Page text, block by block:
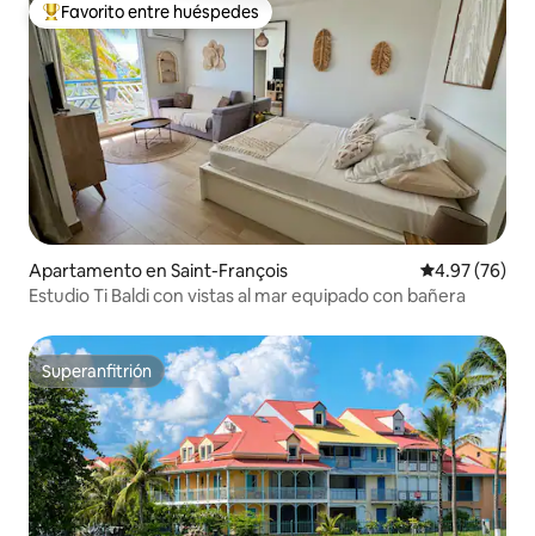
Favorito entre huéspedes preferido
Favorito entre huéspedes
Apartamento en Saint-François Calificación
4.97 (76)
Estudio Ti Baldi con vistas al mar equipado con bañera
Superanfitrión
Superanfitrión